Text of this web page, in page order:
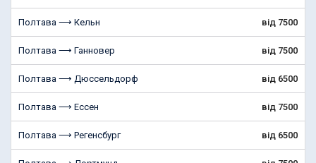
Полтава ⟶ Кельн від 7500
Полтава ⟶ Ганновер від 7500
Полтава ⟶ Дюссельдорф від 6500
Полтава ⟶ Ессен від 7500
Полтава ⟶ Регенсбург від 6500